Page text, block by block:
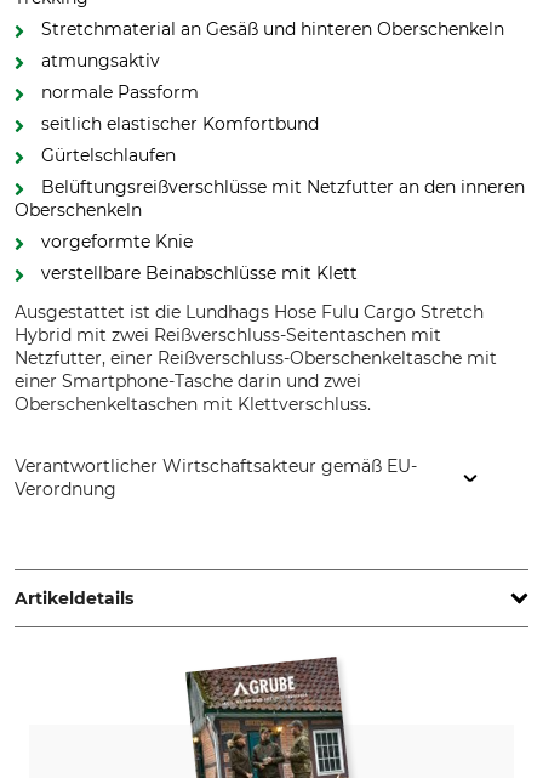
Stretchmaterial an Gesäß und hinteren Oberschenkeln
atmungsaktiv
normale Passform
seitlich elastischer Komfortbund
Gürtelschlaufen
Belüftungsreißverschlüsse mit Netzfutter an den inneren
Oberschenkeln
vorgeformte Knie
verstellbare Beinabschlüsse mit Klett
Ausgestattet ist die Lundhags Hose Fulu Cargo Stretch
Hybrid mit zwei Reißverschluss-Seitentaschen mit
Netzfutter, einer Reißverschluss-Oberschenkeltasche mit
einer Smartphone-Tasche darin und zwei
Oberschenkeltaschen mit Klettverschluss.
Verantwortlicher Wirtschaftsakteur gemäß EU-
Verordnung
Sweden, www.lundhags.com
Artikeldetails
Produkttyp
Hose
Modellbezeichnung
Fulu Cargo Stretch Hybrid
Oberstoff
65% Polyester